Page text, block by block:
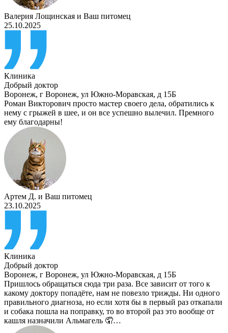
Валерия Лощинская и Ваш питомец
25.10.2025
Клиника
Добрый доктор
Воронеж, г Воронеж, ул Южно-Моравская, д 15Б
Роман Викторович просто мастер своего дела, обратились к
нему с грыжей в шее, и он все успешно вылечил. Премного
ему благодарны!
Артем Д. и Ваш питомец
23.10.2025
Клиника
Добрый доктор
Воронеж, г Воронеж, ул Южно-Моравская, д 15Б
Пришлось обращаться сюда три раза. Все зависит от того к
какому доктору попадёте, нам не повезло трижды. Ни одного
правильного диагноза, но если хотя бы в первый раз откапали
и собака пошла на поправку, то во второй раз это вообще от
кашля назначили Альмагель 🤦…